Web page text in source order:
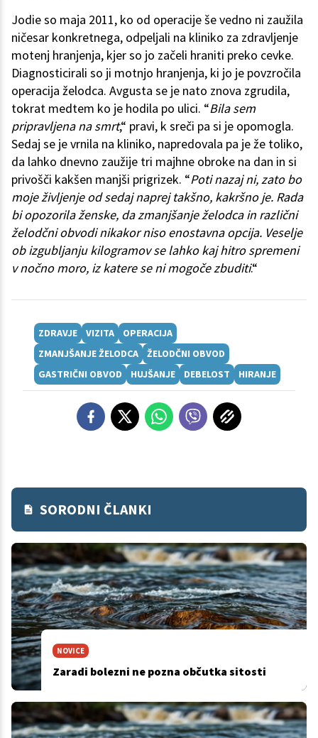
Jodie so maja 2011, ko od operacije še vedno ni zaužila
ničesar konkretnega, odpeljali na kliniko za zdravljenje
motenj hranjenja, kjer so jo začeli hraniti preko cevke.
Diagnosticirali so ji motnjo hranjenja, ki jo je povzročila
operacija želodca. Avgusta se je nato znova zgrudila,
tokrat medtem ko je hodila po ulici. “Bila sem
pripravljena na smrt,“ pravi, k sreči pa si je opomogla.
Sedaj se je vrnila na kliniko, napredovala pa je že toliko,
da lahko dnevno zaužije tri majhne obroke na dan in si
privošči kakšen manjši prigrizek. “Poti nazaj ni, zato bo
moje življenje od sedaj naprej takšno, kakršno je. Rada
bi opozorila ženske, da zmanjšanje želodca in različni
želodčni obvodi nikakor niso enostavna opcija. Veselje
ob izgubljanju kilogramov se lahko kaj hitro spremeni
v nočno moro, iz katere se ni mogoče zbuditi.“
ZDRAVJE VIZITA
OPERACIJA
ZMANJŠANJE ŽELODCA
ŽELODČNI OBVOD
GASTRIČNI OBVOD
HUJŠANJE DEBELOST HIRANJE
SORODNI ČLANKI
NOVICE
Zaradi bolezni ne pozna občutka sitosti